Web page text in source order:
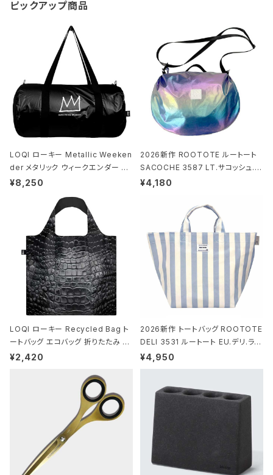
ピックアップ商品
LOQI ローキー Metallic Weeken
der メタリック ウィークエンダー ボ
ストンバッグ ショルダーバッグ JEAN
ck ジャン=ミッシェル・バスキア/クラ
ウン ブラック
¥8,250
2026新作 ROOTOTE ルートート
SACOCHE 3587 LT.サコッシュ.ル
ミエ-B ショルダーバッグ グロスネイ
¥4,180
LOQI ローキー Recycled Bag ト
ートバッグ エコバッグ 折りたたみ 大
きめ 撥水加工 収納ポーチ CROCO
¥2,420
2026新作 トートバッグ ROOTOTE
DELI 3531 ルートート EU.デリ.ラミ
ネート-W サックス・ホワイト
¥4,950